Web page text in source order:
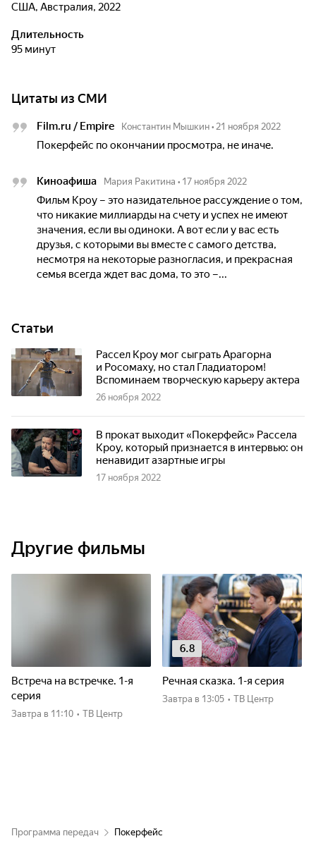
США, Австралия, 2022
Длительность
95 минут
Цитаты из СМИ
Film.ru / Empire Константин Мышкин • 21 ноября 2022
Покерфейс по окончании просмотра, не иначе.
Киноафиша Мария Ракитина • 17 ноября 2022
Фильм Кроу – это назидательное рассуждение о том,
что никакие миллиарды на счету и успех не имеют
значения, если вы одиноки. А вот если у вас есть
друзья, с которыми вы вместе с самого детства,
несмотря на некоторые разногласия, и прекрасная
семья всегда ждет вас дома, то это –...
Статьи
Рассел Кроу мог сыграть Арагорна
и Росомаху, но стал Гладиатором!
Вспоминаем творческую карьеру актера
26 ноября 2022
В прокат выходит «Покерфейс» Рассела
Кроу, который признается в интервью: он
ненавидит азартные игры
17 ноября 2022
Другие фильмы
Встреча на встречке. 1-я
серия
Завтра в 11:10 • ТВ Центр
6.8
Речная сказка. 1-я серия
Завтра в 13:05 • ТВ Центр
Программа передач Покерфейс